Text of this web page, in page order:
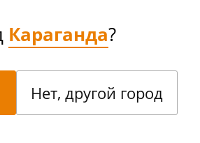
Караганда?
Нет, другой город